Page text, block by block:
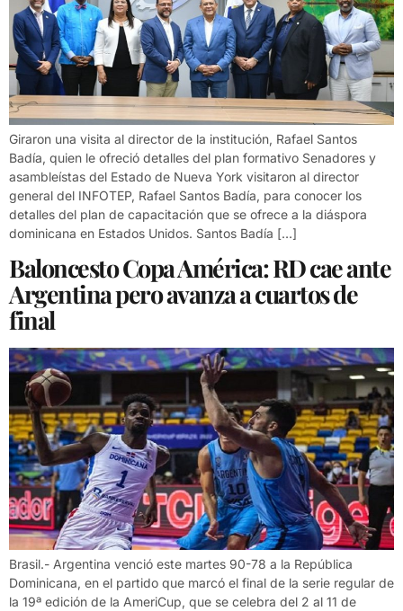
Giraron una visita al director de la institución, Rafael Santos
Badía, quien le ofreció detalles del plan formativo Senadores y
asambleístas del Estado de Nueva York visitaron al director
general del INFOTEP, Rafael Santos Badía, para conocer los
detalles del plan de capacitación que se ofrece a la diáspora
dominicana en Estados Unidos. Santos Badía […]
Baloncesto Copa América: RD cae ante
Argentina pero avanza a cuartos de
final
Brasil.- Argentina venció este martes 90-78 a la República
Dominicana, en el partido que marcó el final de la serie regular de
la 19ª edición de la AmeriCup, que se celebra del 2 al 11 de